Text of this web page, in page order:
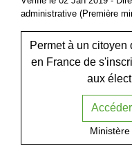
administrative (Première
Permet à un citoyen
en France de
aux